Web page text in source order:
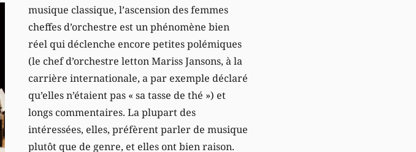
musique classique, l’ascension des femmes
cheffes d’orchestre est un phénomène bien
réel qui déclenche encore petites polémiques
(le chef d’orchestre letton Mariss Jansons, à la
carrière internationale, a par exemple déclaré
qu’elles n’étaient pas « sa tasse de thé ») et
longs commentaires. La plupart des
intéressées, elles, préfèrent parler de musique
plutôt que de genre, et elles ont bien raison.